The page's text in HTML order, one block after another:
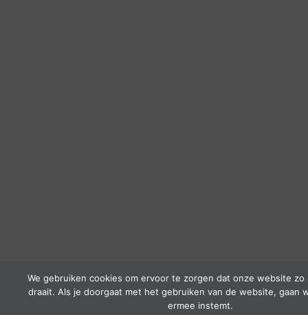
We gebruiken cookies om ervoor te zorgen dat onze website zo
draait. Als je doorgaat met het gebruiken van de website, gaan
ermee instemt.